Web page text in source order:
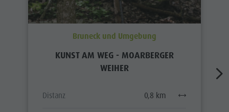
Bruneck und Umgebung
KUNST AM WEG - MOARBERGER
WEIHER
Distanz 0,8 km